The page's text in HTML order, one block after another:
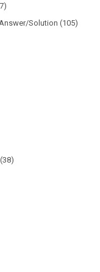
Solution (105)
(38)